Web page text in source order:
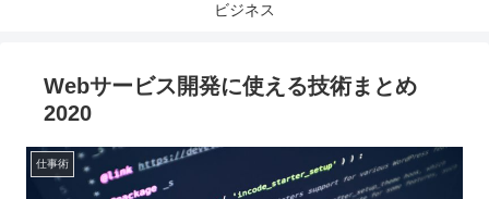
ビジネス
Webサービス開発に使える技術まとめ
2020
仕事術